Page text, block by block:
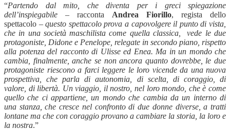
“Partendo dal mito, che diventa per i greci spiegazione
dell’inspiegabile – racconta Andrea Fiorillo, regista dello
spettacolo – questo spettacolo prova a capovolgere il punto di vista,
che in una società maschilista come quella classica, vede le due
protagoniste, Didone e Penelope, relegate in secondo piano, rispetto
alla potenza del racconto di Ulisse ed Enea. Ma in un mondo che
cambia, finalmente, anche se non ancora quanto dovrebbe, le due
protagoniste riescono a farci leggere le loro vicende da una nuova
prospettiva, che parla di autonomia, di scelta, di coraggio, di
valore, di libertà. Un viaggio, il nostro, nel loro mondo, che è come
quello che ci appartiene, un mondo che cambia da un interno di
una stanza, che cresce nel confronto di due donne diverse, a tratti
lontane ma che con coraggio provano a cambiare la storia, la loro e
la nostra.”